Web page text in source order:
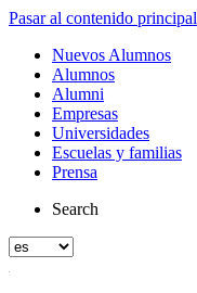
Pasar al contenido principal
Nuevos Alumnos
Alumnos
Alumni
Empresas
Universidades
Escuelas y familias
Prensa
Search